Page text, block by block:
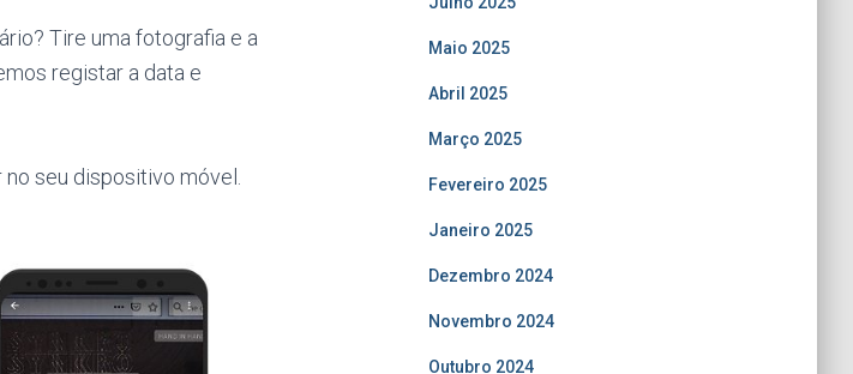
Tire uma fotografia e a
registar a data e
no seu dispositivo móvel.
Maio 2025
Abril 2025
Março 2025
Fevereiro 2025
Janeiro 2025
Dezembro 2024
Novembro 2024
Outubro 2024